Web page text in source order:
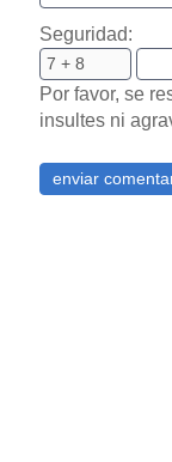
Seguridad:
Por favor, se
insultes ni